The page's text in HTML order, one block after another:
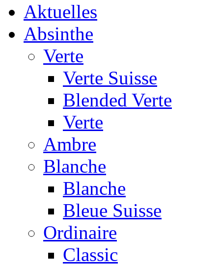
Aktuelles
Absinthe
Verte
Verte Suisse
Blended Verte
Verte
Ambre
Blanche
Blanche
Bleue Suisse
Ordinaire
Classic